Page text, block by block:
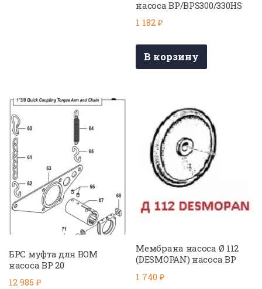
насоса BP/BPS300/330HS
1 182₽
В корзину
БРС муфта для ВОМ
насоса BP 20
12 986 ₽
Мембрана насоса Ø 112
(DESMOPAN) насоса BP
1 740₽